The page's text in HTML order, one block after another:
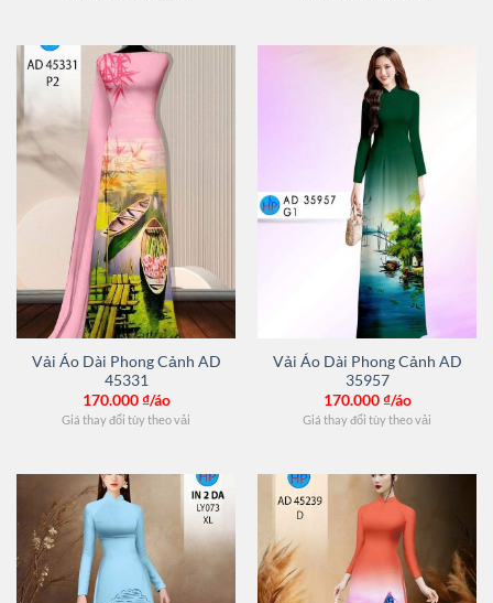
Vải Áo Dài Phong Cảnh AD
45331
170.000₫/áo
Giá thay đổi tùy theo vải
Vải Áo Dài Phong Cảnh AD
35957
170.000₫/áo
Giá thay đổi tùy theo vải